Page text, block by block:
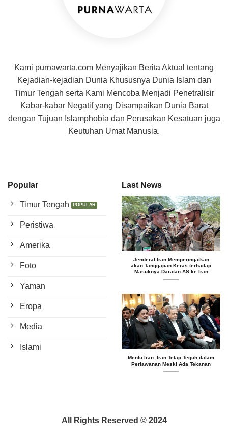
Kami purnawarta.com Menyajikan Berita Aktual tentang
Kejadian-kejadian Dunia Khususnya Dunia Islam dan
Timur Tengah serta Kami Mencoba Menjadi Penetralisir
Kabar-kabar Negatif yang Disampaikan Dunia Barat
dengan Tujuan Islamphobia dan Perusakan Kesatuan juga
Keutuhan Umat Manusia.
Popular
Timur Tengah
Peristiwa
Amerika
Foto
Yaman
Eropa
Media
Islami
Last News
Jenderal Iran Memperingatkan
akan Tanggapan Keras terhadap
Masuknya Daratan AS ke Iran
Menlu Iran: Iran Tetap Teguh dalam
Perlawanan Meski Ada Tekanan
All Rights Reserved © 2024